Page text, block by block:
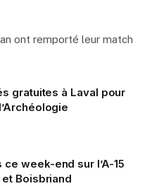
ont remporté leur match
gratuites à Laval pour
week-end sur l’A-15
Boisbriand